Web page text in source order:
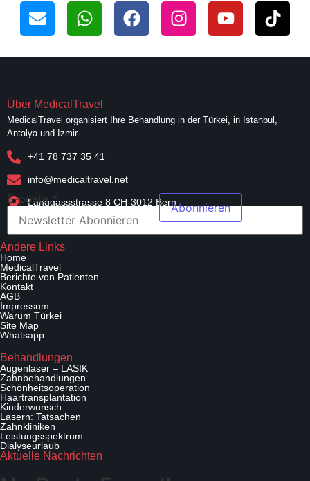
Über MedicalTravel
MedicalTravel organisiert Ihre Behandlung in der Türkei, in Istanbul,
Antalya und Izmir
+41 78 737 35 41
info@medicaltravel.net
Länggassstrasse 8 CH-3012 Bern
Anfordern
Web E-
posta
E-posta*
Abonnieren
Andere Links
Home
MedicalTravel
Berichte von Patienten
Kontakt
AGB
Impressum
Warum Türkei
Site Map
Whatsapp
Behandlungen
Augenlaser – LASIK
Zahnbehandlungen
Schönheitsoperation
Haartransplantation
Kinderwunsch
Lasern: Tatsachen
Zahnkliniken
Leistungsspektrum
Dialyseurlaub
Aktuelle Nachrichten